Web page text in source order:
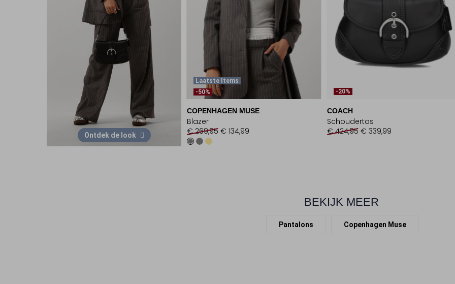
Ontdek de look
Laatste Items
-50%
COPENHAGEN MUSE
Blazer
€ 269,95 € 134,99
-20%
COACH
Schoudertas
€ 424,95 € 339,99
BEKIJK MEER
Pantalons Copenhagen Muse